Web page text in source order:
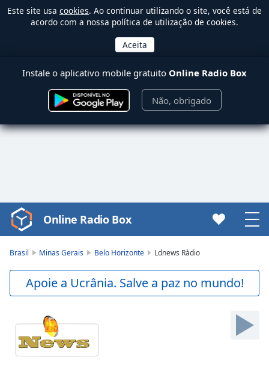
Este site usa cookies. Ao continuar utilizando o site, você está de
acordo com a nossa política de utilização de cookies.
Instale o aplicativo mobile gratuito Online Radio Box
Não, obrigado
Video
Player
Backward
Skip
Forward
Online Radio Box
Brasil Minas Gerais Belo Horizonte Ldnews Ràdio
Apoie a Ucrânia. Salve a paz no mundo!